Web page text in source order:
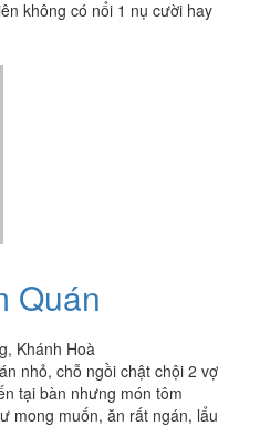
Tàu, Vũng Tàu
bình thường uống chả
Quán